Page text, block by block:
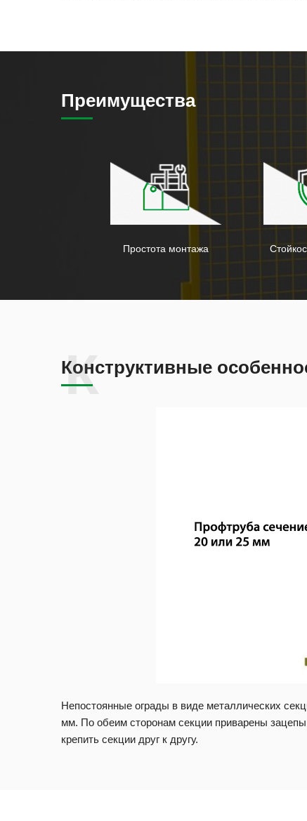
Преимущества
Простота монтажа
Конструктивные
Непостоянные ограды в виде металлических
мм. По обеим сторонам секции приварены
крепить секции друг к другу.